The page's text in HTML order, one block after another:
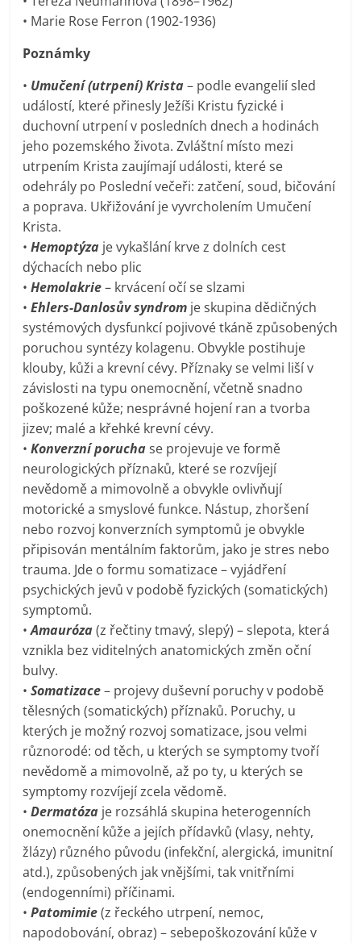
• Marie Rose Ferron (1902-1936)
Poznámky
• Umučení (utrpení) Krista– podle evangelií sled
událostí, které přinesly Ježíši Kristu fyzické i
duchovní utrpení v posledních dnech a hodinách
jeho pozemského života. Zvláštní místo mezi
utrpením Krista zaujímají události, které se
odehrály po Poslední večeři: zatčení, soud, bičování
a poprava. Ukřižování je vyvrcholením Umučení
Krista.
•Hemoptýza je vykašlání krve z dolních cest
dýchacích nebo plic
•Hemolakrie– krvácení očí se slzami
•Ehlers-Danlosův syndrom je skupina dědičných
systémových dysfunkcí pojivové tkáně způsobených
poruchou syntézy kolagenu. Obvykle postihuje
klouby, kůži a krevní cévy. Příznaky se velmi liší v
závislosti na typu onemocnění, včetně snadno
poškozené kůže; nesprávné hojení ran a tvorba
jizev; malé a křehké krevní cévy.
•Konverzní poruchase projevuje ve formě
neurologických příznaků, které se rozvíjejí
nevědomě a mimovolně a obvykle ovlivňují
motorické a smyslové funkce. Nástup, zhoršení
nebo rozvoj konverzních symptomů je obvykle
připisován mentálním faktorům, jako je stres nebo
trauma. Jde o formu somatizace – vyjádření
psychických jevů v podobě fyzických (somatických)
symptomů.
•Amauróza(z řečtiny tmavý, slepý) – slepota, která
vznikla bez viditelných anatomických změn oční
bulvy.
•Somatizace– projevy duševní poruchy v podobě
tělesných (somatických) příznaků. Poruchy, u
kterých je možný rozvoj somatizace, jsou velmi
různorodé: od těch, u kterých se symptomy tvoří
nevědomě a mimovolně, až po ty, u kterých se
symptomy rozvíjejí zcela vědomě.
•Dermatóza je rozsáhlá skupina heterogenních
onemocnění kůže a jejích přídavků (vlasy, nehty,
žlázy) různého původu (infekční, alergická, imunitní
atd.), způsobených jak vnějšími, tak vnitřními
(endogenními) příčinami.
•Patomimie(z řeckého utrpení, nemoc,
napodobování, obraz) – sebepoškozování kůže v